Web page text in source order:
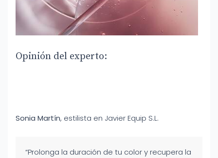
Opinión del experto:
Sonia Martín, estilista en Javier Equip S.L.
“Prolonga la duración de tu color y recupera la